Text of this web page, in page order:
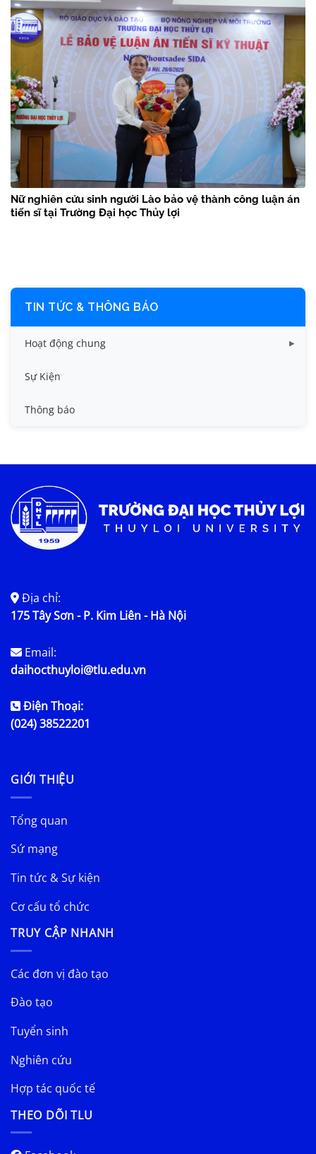
Nữ nghiên cứu sinh người Lào bảo vệ thành công luận án
tiến sĩ tại Trường Đại học Thủy lợi
TIN TỨC & THÔNG BÁO
Hoạt động chung
Tin công tác sinh viên
Tin đào tạo
Tin tức chung
Sự Kiện
Thông báo
Địa chỉ:
175 Tây Sơn - P. Kim Liên - Hà Nội
Email:
daihocthuyloi@tlu.edu.vn
Điện Thoại:
(024) 38522201
GIỚI THIỆU
Tổng quan
Sứ mạng
Tin tức & Sự kiện
Cơ cấu tổ chức
TRUY CẬP NHANH
Các đơn vị đào tạo
Đào tạo
Tuyển sinh
Nghiên cứu
Hợp tác quốc tế
THEO DÕI TLU